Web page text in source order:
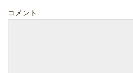
コメント